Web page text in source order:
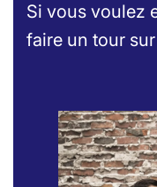
Si vous voulez
faire un tour